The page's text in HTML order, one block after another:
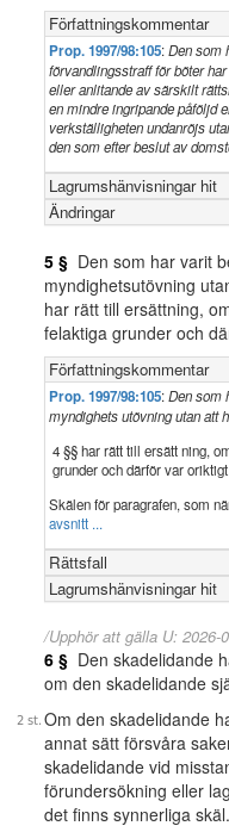
Författningskommentar
Prop. 1997/98:105:Den som
förvandlingsstraff för böter
eller anlitande av särskilt
en mindre ingripande påföljd
verkställigheten undanröjs
den som efter beslut av
Lagrumshänvisningar hit
Ändringar
5 § Den som har varit
myndighetsutövning
har rätt till ersättning,
felaktiga grunder och
Författningskommentar
Prop. 1997/98:105:Den som
myndighets utövning utan att
4 §§ har rätt till ersätt ning,
grunder och därför var oriktigt.
Skälen för paragrafen, som
avsnitt ...
Rättsfall
Lagrumshänvisningar hit
/Upphör att gälla U: 2026-
6 § Den skadelidande
om den skadelidande
Om den skadelidande
annat sätt försvåra
skadelidande vid
förundersökning eller
det finns synnerliga skäl.